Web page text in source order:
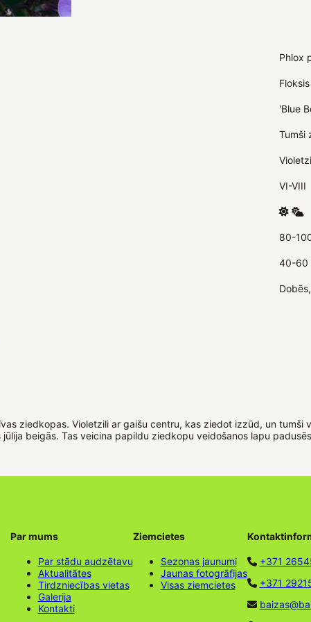
Phlox
'Blue
Tumši
VI-VIII
80-
40-60
ziedkopas. Violetzili ar gaišu centru, kas ziedot izzūd, un
beigās. Tas veicina papildu ziedkopu veidošanos lapu
Par mums
Par stādu audzētavu
Aktualitātes
Tirdzniecības vietas
Galerija
Kontakti
Ziemcietes
Sezonas jaunumi
Jaunas fotogrāfijas
Visas ziemcietes
+371
+371